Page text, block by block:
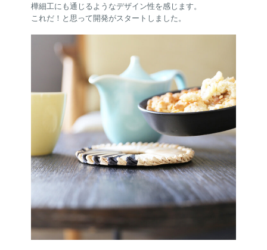
樺細工にも通じるようなデザイン性を感じます。
これだ！と思って開発がスタートしました。